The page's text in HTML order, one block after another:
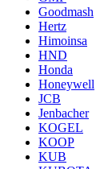
Goodmash
Hertz
Himoinsa
HND
Honda
Honeywell
JCB
Jenbacher
KOGEL
KOOP
KUB